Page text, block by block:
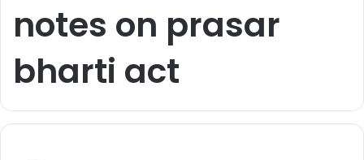
notes on prasar
bharti act